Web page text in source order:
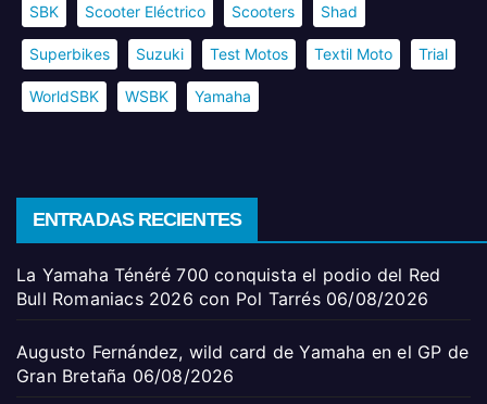
SBK Scooter Eléctrico Scooters Shad
Superbikes Suzuki Test Motos Textil Moto Trial
WorldSBK WSBK Yamaha
ENTRADAS RECIENTES
La Yamaha Ténéré 700 conquista el podio del Red
Bull Romaniacs 2026 con Pol Tarrés 06/08/2026
Augusto Fernández, wild card de Yamaha en el GP de
Gran Bretaña 06/08/2026